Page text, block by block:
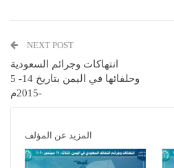
NEXT POST
انتهاكات وجرائم السعودية
وحلفائها في اليمن بتاريخ 14- 5
-2015م
المزيد عن المؤلف